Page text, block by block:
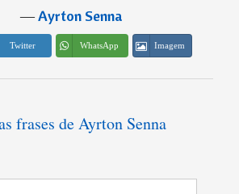
―Ayrton Senna
Twitter WhatsApp Imagem
frases de Ayrton Senna